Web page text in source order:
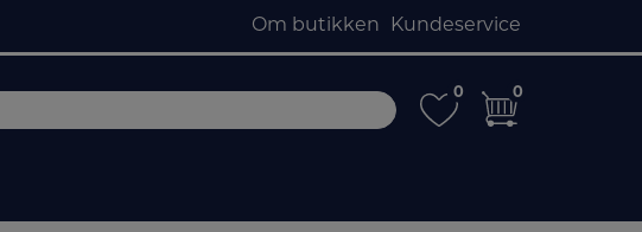
Om butikken Kundeservice
0
0 0
0